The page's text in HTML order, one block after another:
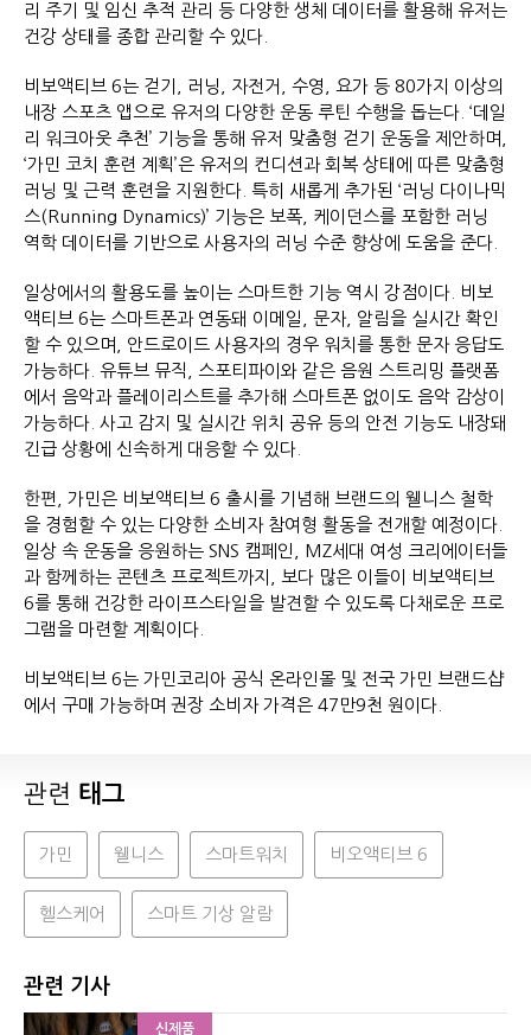
리 주기 및 임신 추적 관리 등 다양한 생체 데이터를 활용해 유저는
건강 상태를 종합 관리할 수 있다.
비보액티브 6는 걷기, 러닝, 자전거, 수영, 요가 등 80가지 이상의
내장 스포츠 앱으로 유저의 다양한 운동 루틴 수행을 돕는다. ‘데일
리 워크아웃 추천’ 기능을 통해 유저 맞춤형 걷기 운동을 제안하며,
‘가민 코치 훈련 계획’은 유저의 컨디션과 회복 상태에 따른 맞춤형
러닝 및 근력 훈련을 지원한다. 특히 새롭게 추가된 ‘러닝 다이나믹
스(Running Dynamics)’ 기능은 보폭, 케이던스를 포함한 러닝
역학 데이터를 기반으로 사용자의 러닝 수준 향상에 도움을 준다.
일상에서의 활용도를 높이는 스마트한 기능 역시 강점이다. 비보
액티브 6는 스마트폰과 연동돼 이메일, 문자, 알림을 실시간 확인
할 수 있으며, 안드로이드 사용자의 경우 워치를 통한 문자 응답도
가능하다. 유튜브 뮤직, 스포티파이와 같은 음원 스트리밍 플랫폼
에서 음악과 플레이리스트를 추가해 스마트폰 없이도 음악 감상이
가능하다. 사고 감지 및 실시간 위치 공유 등의 안전 기능도 내장돼
긴급 상황에 신속하게 대응할 수 있다.
한편, 가민은 비보액티브 6 출시를 기념해 브랜드의 웰니스 철학
을 경험할 수 있는 다양한 소비자 참여형 활동을 전개할 예정이다.
일상 속 운동을 응원하는 SNS 캠페인, MZ세대 여성 크리에이터들
과 함께하는 콘텐츠 프로젝트까지, 보다 많은 이들이 비보액티브
6를 통해 건강한 라이프스타일을 발견할 수 있도록 다채로운 프로
그램을 마련할 계획이다.
비보액티브 6는 가민코리아 공식 온라인몰 및 전국 가민 브랜드샵
에서 구매 가능하며 권장 소비자 가격은 47만9천 원이다.
관련 태그
가민 웰니스 스마트워치 비오액티브 6
헬스케어 스마트 기상 알람
관련 기사
신제품